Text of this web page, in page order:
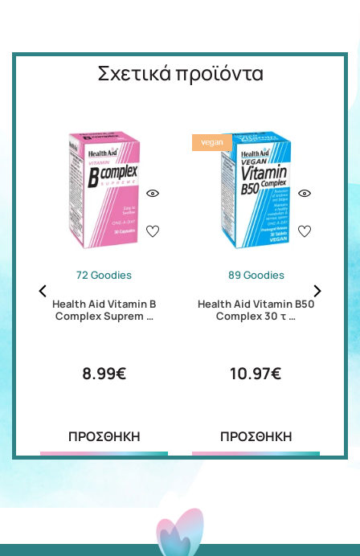
Σχετικά προϊόντα
72 Goodies
Health Aid Vitamin Β
Complex Suprem …
8.99€
ΠΡΟΣΘΗΚΗ
89 Goodies
Health Aid Vitamin B50
Complex 30 τ …
10.97€
ΠΡΟΣΘΗΚΗ